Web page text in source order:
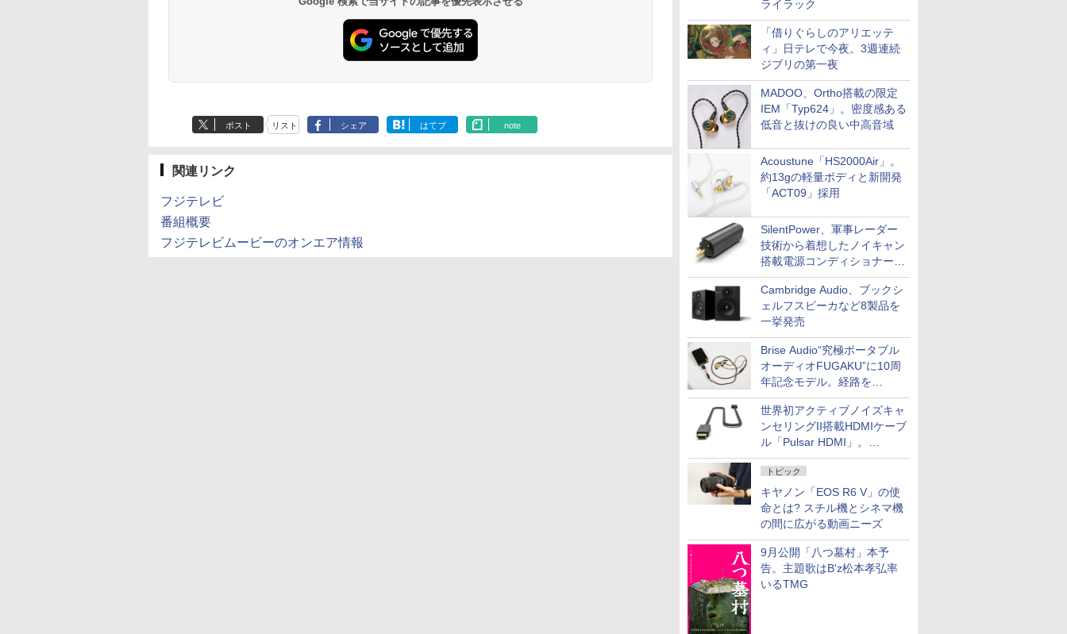
ライラック
「借りぐらしのアリエッテ
ィ」日テレで今夜。3週連続
ジブリの第一夜
MADOO、Ortho搭載の限定
IEM「Typ624」。密度感ある
低音と抜けの良い中高音域
Acoustune「HS2000Air」。
約13gの軽量ボディと新開発
「ACT09」採用
SilentPower、軍事レーダー
技術から着想したノイキャン
搭載電源コンディショナー
「AC iPurifier2」
Cambridge Audio、ブックシ
ェルフスピーカなど8製品を
一挙発売
Brise Audio“究極ポータブル
オーディオFUGAKU”に10周
年記念モデル。経路を
NISHIKIで統一。400万円
世界初アクティブノイズキャ
ンセリングII搭載HDMIケーブ
ル「Pulsar HDMI」。
SilentPowerから
トピック
キヤノン「EOS R6 V」の使
命とは? スチル機とシネマ機
の間に広がる動画ニーズ
9月公開「八つ墓村」本予
告。主題歌はB'z松本孝弘率
いるTMG
ポスト リスト シェア はてブ note
関連リンク
フジテレビ
番組概要
フジテレビムービーのオンエア情報